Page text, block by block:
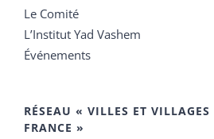
Le Comité
L’Institut Yad Vashem
Événements
RÉSEAU « VILLES ET VILLAGES
FRANCE »